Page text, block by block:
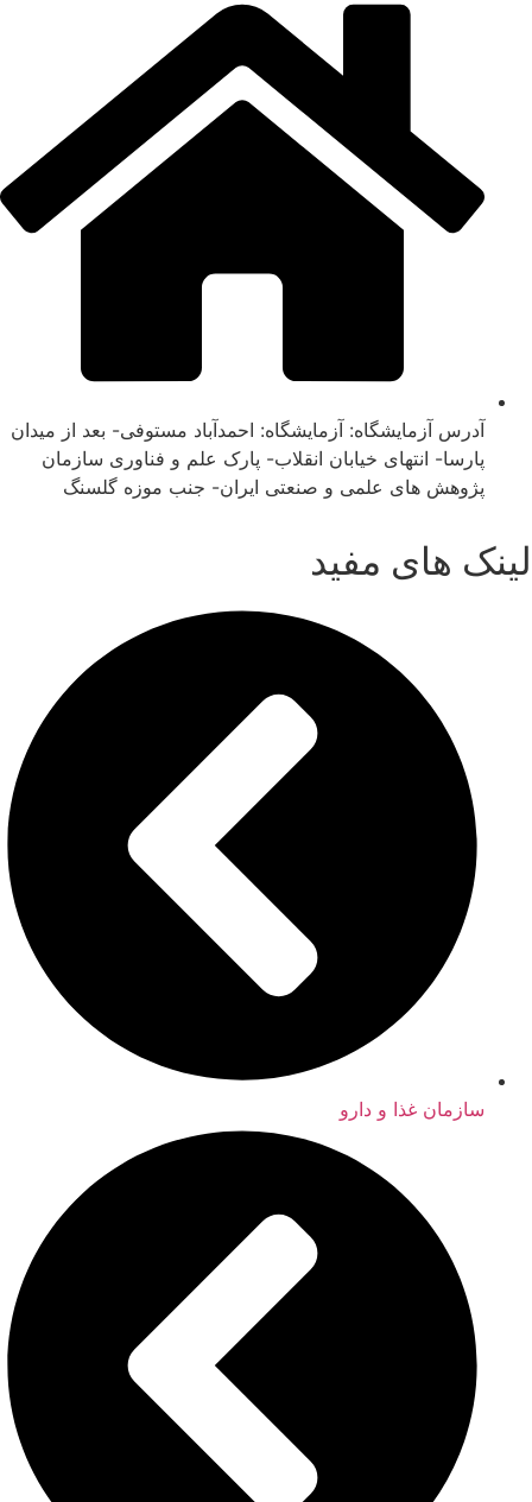
آدرس آزمایشگاه: آزمایشگاه: احمدآباد مستوفی- بعد از میدان
پارسا- انتهای خیابان انقلاب- پارک علم و فناوری سازمان
پژوهش های علمی و صنعتی ایران- جنب موزه گلسنگ
لینک های مفید
سازمان غذا و دارو